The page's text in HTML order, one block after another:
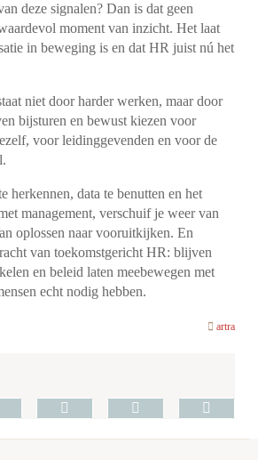
deze signalen? Dan is dat geen
moment van inzicht. Het laat
in beweging is en dat HR juist nú het
niet door harder werken, maar door
bijsturen en bewust kiezen voor
voor leidinggevenden en voor de
herkennen, data te benutten en het
management, verschuif je weer van
oplossen naar vooruitkijken. En
van toekomstgericht HR: blijven
en beleid laten meebewegen met
echt nodig hebben.
artra